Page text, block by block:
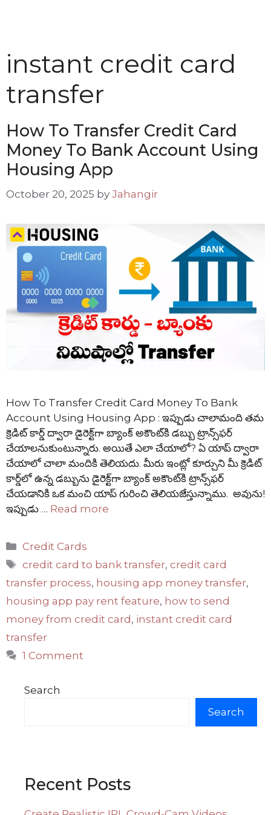
instant credit card
transfer
How To Transfer Credit Card
Money To Bank Account Using
Housing App
October 20, 2025 by Jahangir
How To Transfer Credit Card Money To Bank
Account Using Housing App : ఇప్పుడు చాలామంది తమ
క్రెడిట్ కార్డ్ ద్వారా డైరెక్ట్‌గా బ్యాంక్ అకౌంట్‌కి డబ్బు ట్రాన్స్‌ఫర్
చేయాలనుకుంటున్నారు. అయితే ఎలా చేయాలో? ఏ యాప్ ద్వారా
చేయాలో చాలా మందికి తెలియదు. మీరు ఇంట్లో కూర్చుని మీ క్రెడిట్
కార్డ్‌లో ఉన్న డబ్బును డైరెక్ట్‌గా బ్యాంక్ అకౌంట్‌కి ట్రాన్స్‌ఫర్
చేయడానికి ఒక మంచి యాప్ గురించి తెలియజేస్తున్నాము. అవును!
ఇప్పుడు … Read more
Categories
Credit Cards
Tags
credit card to bank transfer,credit card
transfer process, housing app money transfer,
housing app pay rent feature, how to send
money from credit card, instant credit card
transfer
1 Comment
Search
Search
Recent Posts